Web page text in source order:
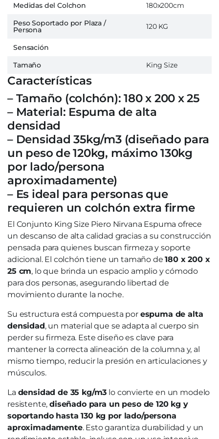
Medidas del Colchon
180x200cm
Peso Soportado por Plaza /
Persona 120 KG
Sensación
Tamaño
King Size
Características
– Tamaño (colchón): 180 x 200 x 25
– Material: Espuma de alta
densidad
– Densidad 35kg/m3 (diseñado para
un peso de 120kg, máximo 130kg
por lado/persona
aproximadamente)
– Es ideal para personas que
requieren un colchón extra firme
El Conjunto King Size Piero Nirvana Espuma ofrece
un descanso de alta calidad gracias a su construcción
pensada para quienes buscan firmeza y soporte
adicional. El colchón tiene un tamaño de180 x 200 x
25 cm, lo que brinda un espacio amplio y cómodo
para dos personas, asegurando libertad de
movimiento durante la noche.
Su estructura está compuesta por espuma de alta
densidad, un material que se adapta al cuerpo sin
perder su firmeza. Este diseño es clave para
mantener la correcta alineación de la columna y, al
mismo tiempo, reducir la presión en articulaciones y
músculos.
La densidad de 35 kg/m3 lo convierte en un modelo
resistente,diseñado para un peso de 120 kg y
soportando hasta 130 kg por lado/persona
aproximadamente. Esto garantiza durabilidad y un